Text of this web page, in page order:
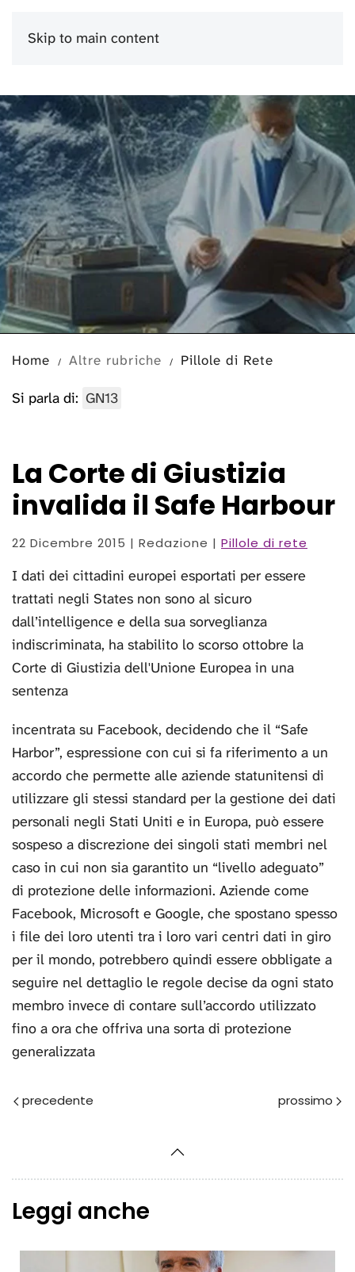
Skip to main content
Home Altre rubriche Pillole di Rete
Si parla di: GN13
La Corte di Giustizia
invalida il Safe Harbour
22 Dicembre 2015 | Redazione | Pillole di rete
I dati dei cittadini europei esportati per essere
trattati negli States non sono al sicuro
dall’intelligence e della sua sorveglianza
indiscriminata, ha stabilito lo scorso ottobre la
Corte di Giustizia dell'Unione Europea in una
sentenza
incentrata su Facebook, decidendo che il “Safe
Harbor”, espressione con cui si fa riferimento a un
accordo che permette alle aziende statunitensi di
utilizzare gli stessi standard per la gestione dei dati
personali negli Stati Uniti e in Europa, può essere
sospeso a discrezione dei singoli stati membri nel
caso in cui non sia garantito un “livello adeguato”
di protezione delle informazioni. Aziende come
Facebook, Microsoft e Google, che spostano spesso
i file dei loro utenti tra i loro vari centri dati in giro
per il mondo, potrebbero quindi essere obbligate a
seguire nel dettaglio le regole decise da ogni stato
membro invece di contare sull’accordo utilizzato
fino a ora che offriva una sorta di protezione
generalizzata
Leggi anche